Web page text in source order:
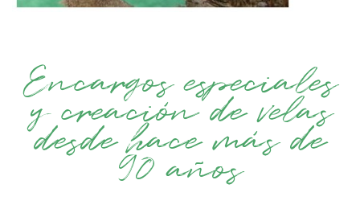
Encargos especiales
y creación de velas
desde hace más de
90 años